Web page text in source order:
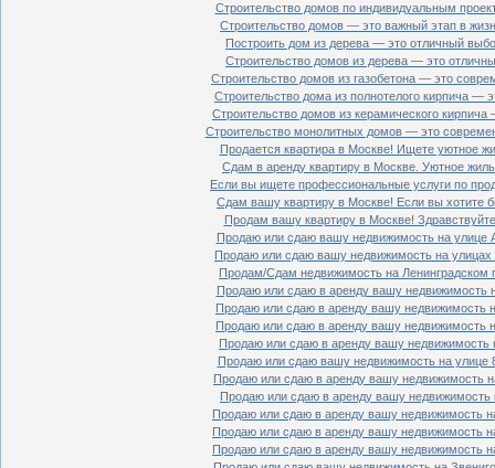
Строительство домов по индивидуальным
Строительство домов — это важный этап в
Построить дом из дерева — это отличный
Строительство домов из дерева — это
Строительство домов из газобетона — это
Строительство дома из полнотелого кирпича —
Строительство домов из керамического
Строительство монолитных домов — это
Продается квартира в Москве! Ищете уютное
Сдам в аренду квартиру в Москве. Уютное
Если вы ищете профессиональные услуги по
Сдам вашу квартиру в Москве! Если вы хотите
Продам вашу квартиру в Москве!
Продаю или сдаю вашу недвижимость на улице
Продаю или сдаю вашу недвижимость на
Продам/Сдам недвижимость на Ленинградском
Продаю или сдаю в аренду вашу недвижимость
Продаю или сдаю в аренду вашу недвижимость
Продаю или сдаю в аренду вашу недвижимость
Продаю или сдаю в аренду вашу недвижимость
Продаю или сдаю вашу недвижимость на улице
Продаю или сдаю в аренду вашу недвижимость
Продаю или сдаю в аренду вашу недвижимость
Продаю или сдаю в аренду вашу недвижимость
Продаю или сдаю в аренду вашу недвижимость
Продаю или сдаю в аренду вашу недвижимость